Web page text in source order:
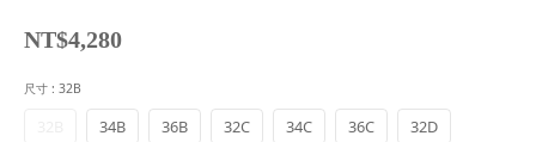
NT$4,280
尺寸 : 32B
34B 36B 32C 34C 36C 32D